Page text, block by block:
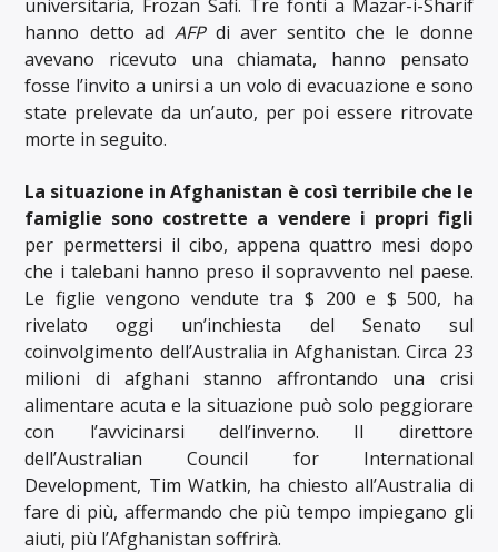
universitaria, Frozan Safi. Tre fonti a Mazar-i-Sharif
hanno detto ad AFPdi aver sentito che le donne
avevano ricevuto una chiamata, hanno pensato
fosse l’invito a unirsi a un volo di evacuazione e sono
state prelevate da un’auto, per poi essere ritrovate
morte in seguito.
La situazione in Afghanistan è così terribile che le
famiglie sono costrette a vendere i propri figli
per permettersi il cibo, appena quattro mesi dopo
che i talebani hanno preso il sopravvento nel paese.
Le figlie vengono vendute tra $ 200 e $ 500, ha
rivelato oggi un’inchiesta del Senato sul
coinvolgimento dell’Australia in Afghanistan. Circa 23
milioni di afghani stanno affrontando una crisi
alimentare acuta e la situazione può solo peggiorare
con l’avvicinarsi dell’inverno. Il direttore
dell’Australian Council for International
Development, Tim Watkin, ha chiesto all’Australia di
fare di più, affermando che più tempo impiegano gli
aiuti, più l’Afghanistan soffrirà.